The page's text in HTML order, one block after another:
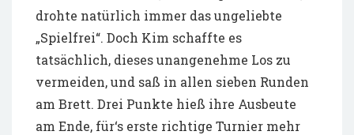
drohte natürlich immer das ungeliebte
„Spielfrei“. Doch Kim schaffte es
tatsächlich, dieses unangenehme Los zu
vermeiden, und saß in allen sieben Runden
am Brett. Drei Punkte hieß ihre Ausbeute
am Ende, für‘s erste richtige Turnier mehr